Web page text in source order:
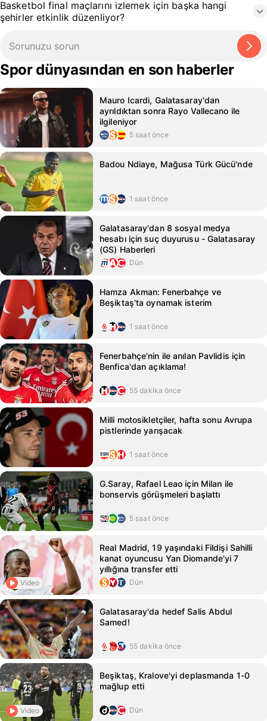
Basketbol final maçlarını izlemek için başka hangi
şehirler etkinlik düzenliyor?
Spor dünyasından en son haberler
Mauro Icardi, Galatasaray'dan
ayrıldıktan sonra Rayo Vallecano ile
ilgileniyor
5 saat önce
Badou Ndiaye, Mağusa Türk Gücü'nde
1 saat önce
Galatasaray'dan 8 sosyal medya
hesabı için suç duyurusu - Galatasaray
(GS) Haberleri
Dün
Hamza Akman: Fenerbahçe ve
Beşiktaş'ta oynamak isterim
1 saat önce
Fenerbahçe'nin ile anılan Pavlidis için
Benfica'dan açıklama!
55 dakika önce
Milli motosikletçiler, hafta sonu Avrupa
pistlerinde yarışacak
1 saat önce
G.Saray, Rafael Leao için Milan ile
bonservis görüşmeleri başlattı
5 saat önce
Video
Real Madrid, 19 yaşındaki Fildişi Sahilli
kanat oyuncusu Yan Diomande'yi 7
yıllığına transfer etti
Dün
Galatasaray'da hedef Salis Abdul
Samed!
55 dakika önce
Video
Beşiktaş, Kralove'yi deplasmanda 1-0
mağlup etti
Dün